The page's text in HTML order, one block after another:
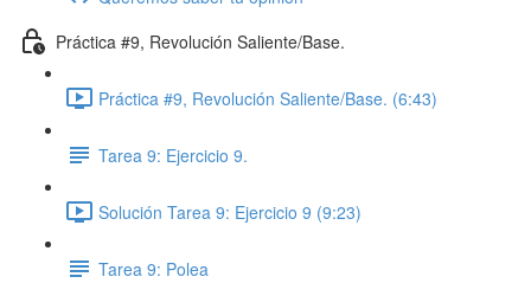
Práctica #9, Revolución Saliente/Base.
Práctica #9, Revolución Saliente/Base. (6:43)
Tarea 9: Ejercicio 9.
Solución Tarea 9: Ejercicio 9 (9:23)
Tarea 9: Polea